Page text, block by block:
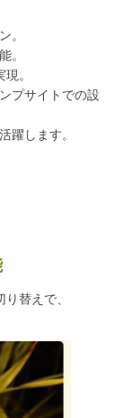
。
。
。
プサイトでの設
躍します。
替えで、